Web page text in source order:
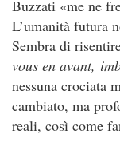
Buzzati «me ne
L’umanità futura
Sembra di
vous en avant,
nessuna crociata
cambiato, ma
reali, così come